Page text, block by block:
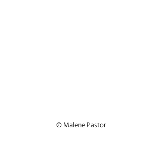
© Malene Pastor